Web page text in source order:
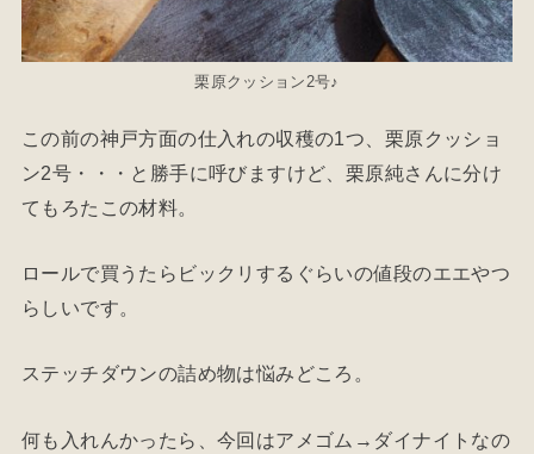
栗原クッション2号♪
この前の神戸方面の仕入れの収穫の1つ、栗原クッショ
ン2号・・・と勝手に呼びますけど、栗原純さんに分け
てもろたこの材料。
ロールで買うたらビックリするぐらいの値段のエエやつ
らしいです。
ステッチダウンの詰め物は悩みどころ。
何も入れんかったら、今回はアメゴム→ダイナイトなの